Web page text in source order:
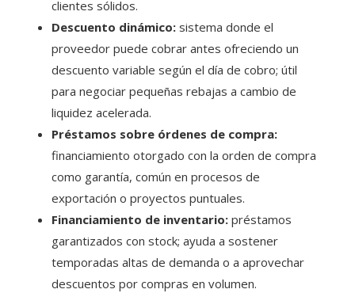
clientes sólidos.
Descuento dinámico: sistema donde el
proveedor puede cobrar antes ofreciendo un
descuento variable según el día de cobro; útil
para negociar pequeñas rebajas a cambio de
liquidez acelerada.
Préstamos sobre órdenes de compra:
financiamiento otorgado con la orden de compra
como garantía, común en procesos de
exportación o proyectos puntuales.
Financiamiento de inventario: préstamos
garantizados con stock; ayuda a sostener
temporadas altas de demanda o a aprovechar
descuentos por compras en volumen.